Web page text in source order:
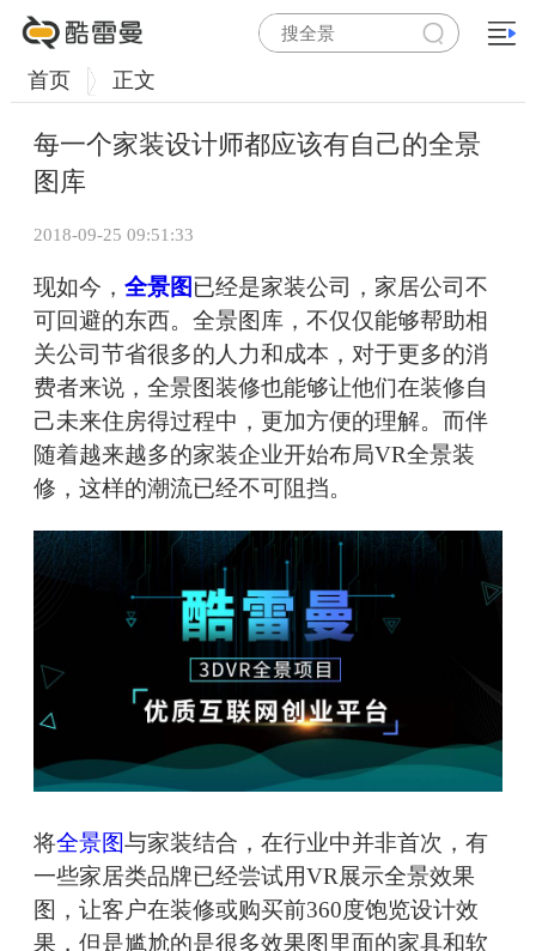
首页 正文
每一个家装设计师都应该有自己的全景
图库
2018-09-25 09:51:33
现如今， 全景图已经是家装公司，家居公司不
可回避的东西。全景图库，不仅仅能够帮助相
关公司节省很多的人力和成本，对于更多的消
费者来说，全景图装修也能够让他们在装修自
己未来住房得过程中，更加方便的理解。而伴
随着越来越多的家装企业开始布局VR全景装
修，这样的潮流已经不可阻挡。
将全景图与家装结合，在行业中并非首次，有
一些家居类品牌已经尝试用VR展示全景效果
图，让客户在装修或购买前360度饱览设计效
果，但是尴尬的是很多效果图里面的家具和软